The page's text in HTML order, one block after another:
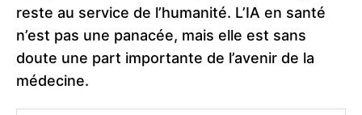
reste au service de l’humanité. L’IA en santé
n’est pas une panacée, mais elle est sans
doute une part importante de l’avenir de la
médecine.